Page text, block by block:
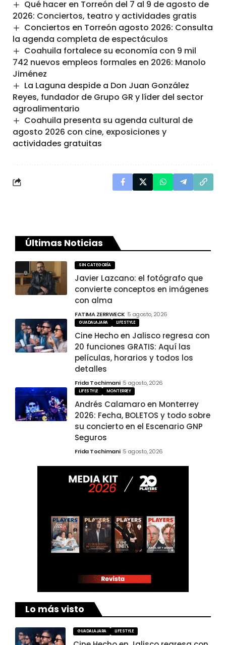
Qué hacer en Torreón del 7 al 9 de agosto de
2026: Conciertos, teatro y actividades gratis
Conciertos en Torreón agosto 2026: Consulta
la agenda completa de espectáculos
Coahuila fortalece su economía con 9 mil
742 nuevos empleos formales en 2026: Manolo
Jiménez
La Laguna despide a Don Juan González
Reyes, fundador de Grupo GR y líder del sector
agroalimentario
Coahuila presenta su agenda cultural de
agosto 2026 con cine, exposiciones y
actividades gratuitas
Últimas Noticias
SIN CATEGORÍA
Javier Lazcano: el fotógrafo que
convierte conceptos en imágenes
con alma
FATIMA ZERRWECK 5 agosto, 2026
GUADALAJARA LIFESTYLE
Cine Hecho en Jalisco regresa con
20 funciones GRATIS: Aquí las
películas, horarios y todos los
detalles
Frida Tochimani 5 agosto, 2026
LIFESTYLE MONTERREY
Andrés Calamaro en Monterrey
2026: Fecha, BOLETOS y todo sobre
su concierto en el Escenario GNP
Seguros
Frida Tochimani 5 agosto, 2026
Lo más visto
GUADALAJARA LIFESTYLE